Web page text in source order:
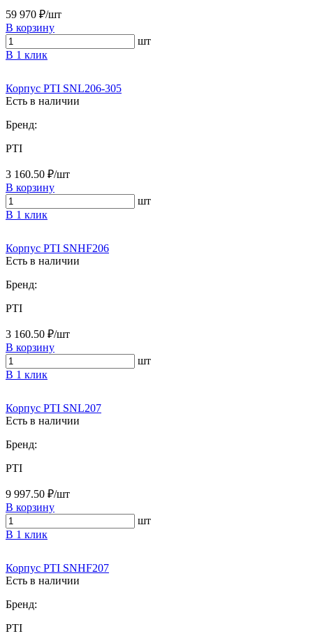
59 970 ₽/шт
В корзину
шт
В 1 клик
Корпус PTI SNL206-305
Есть в наличии
Бренд:
PTI
3 160.50 ₽/шт
В корзину
шт
В 1 клик
Корпус PTI SNHF206
Есть в наличии
Бренд:
PTI
3 160.50 ₽/шт
В корзину
шт
В 1 клик
Корпус PTI SNL207
Есть в наличии
Бренд:
PTI
9 997.50 ₽/шт
В корзину
шт
В 1 клик
Корпус PTI SNHF207
Есть в наличии
Бренд:
PTI